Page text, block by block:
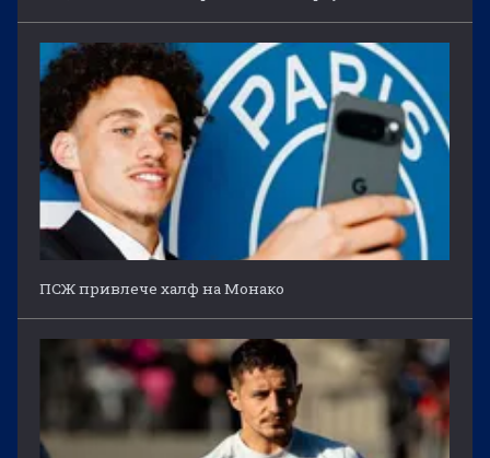
ПСЖ привлече халф на Монако